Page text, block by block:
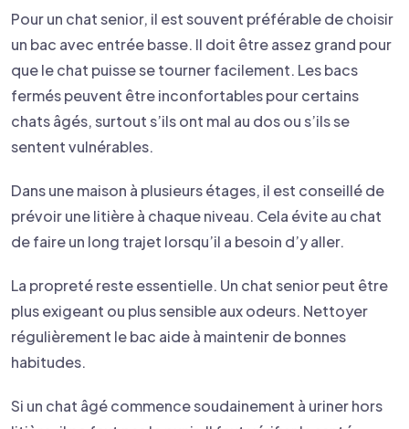
Pour un chat senior, il est souvent préférable de choisir
un bac avec entrée basse. Il doit être assez grand pour
que le chat puisse se tourner facilement. Les bacs
fermés peuvent être inconfortables pour certains
chats âgés, surtout s’ils ont mal au dos ou s’ils se
sentent vulnérables.
Dans une maison à plusieurs étages, il est conseillé de
prévoir une litière à chaque niveau. Cela évite au chat
de faire un long trajet lorsqu’il a besoin d’y aller.
La propreté reste essentielle. Un chat senior peut être
plus exigeant ou plus sensible aux odeurs. Nettoyer
régulièrement le bac aide à maintenir de bonnes
habitudes.
Si un chat âgé commence soudainement à uriner hors